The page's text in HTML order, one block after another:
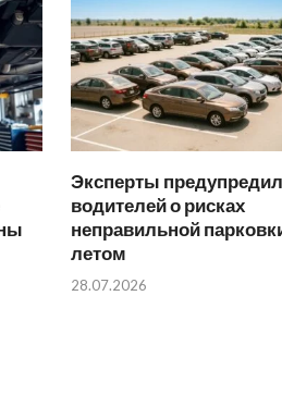
Эксперты
водителей о рисках
неправильной
летом
28.07.2026